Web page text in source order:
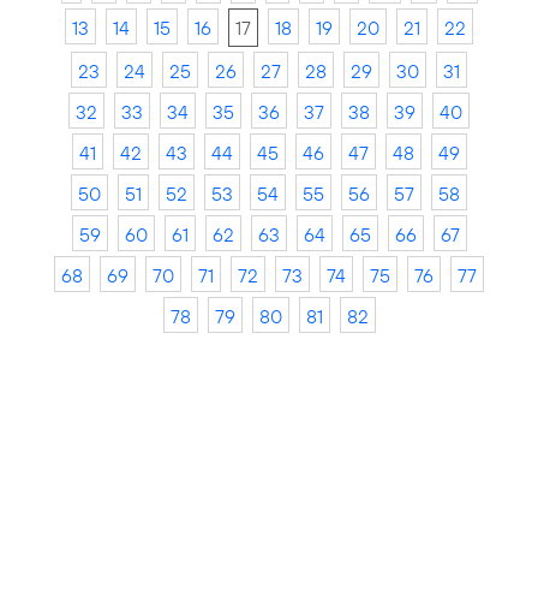
13
14 15 16 17 18 19 20 21
22
23
24 25 26 27 28 29 30
31
32
33 34 35 36 37 38 39
40
41
42 43 44 45 46 47 48
49
50
51 52 53 54 55 56 57
58
59
60 61 62 63 64 65 66
67
68
69 70 71 72 73 74 75 76
77
78
79 80 81 82